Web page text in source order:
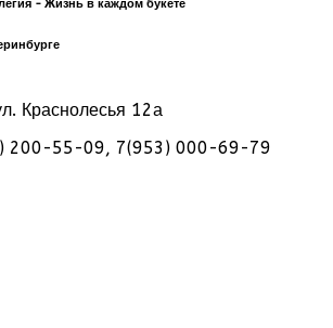
- Жизнь в каждом букете
Краснолесья 12а
200-55-09, 7(953) 000-69-79